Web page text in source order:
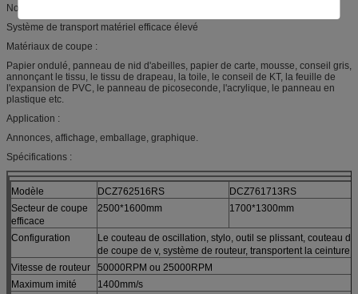
Nouvelle conception de secteur de vide, une aspiration plus forte
Système de transport matériel efficace élevé
Matériaux de coupe :
Papier ondulé, panneau de nid d'abeilles, papier de carte, mousse, conseil gris,
annonçant le tissu, le tissu de drapeau, la toile, le conseil de KT, la feuille de
l'expansion de PVC, le panneau de picoseconde, l'acrylique, le panneau en
plastique etc.
Application :
Annonces, affichage, emballage, graphique.
Spécifications :
Modèle DCZ762516RS
DCZ761713RS
Secteur de coupe
efficace
2500*1600mm 1700*1300mm
Configuration
Le couteau de oscillation, stylo, outil se plissant, couteau
de coupe de v, système de routeur, transportent la ceinture
Vitesse de routeur
50000RPM ou 25000RPM
Maximum imité
1400mm/s